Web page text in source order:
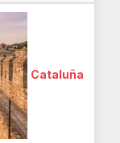
Cataluña